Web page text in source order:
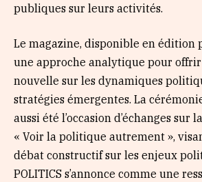
publiques sur leurs activités.
Le magazine, disponible en édition
une approche analytique pour
nouvelle sur les dynamiques
stratégies émergentes. La
aussi été l’occasion d’échanges sur
« Voir la politique autrement »,
débat constructif sur les enjeux
POLITICS s’annonce comme une